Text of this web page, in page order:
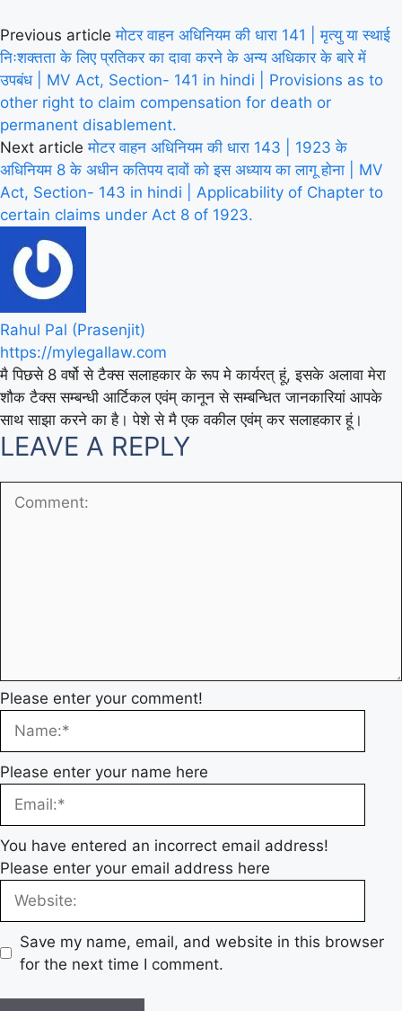
Previous article मोटर वाहन अधिनियम की धारा 141 | मृत्यु या स्थाई
निःशक्तता के लिए प्रतिकर का दावा करने के अन्य अधिकार के बारे में
उपबंध | MV Act, Section- 141 in hindi | Provisions as to
other right to claim compensation for death or
permanent disablement.
Next article मोटर वाहन अधिनियम की धारा 143 | 1923 के
अधिनियम 8 के अधीन कतिपय दावों को इस अध्याय का लागू होना | MV
Act, Section- 143 in hindi | Applicability of Chapter to
certain claims under Act 8 of 1923.
Rahul Pal (Prasenjit)
https://mylegallaw.com
मै पिछसे 8 वर्षो से टैक्स सलाहकार के रूप मे कार्यरत् हूं, इसके अलावा मेरा
शौक टैक्स सम्बन्धी आर्टिकल एवंम् कानून से सम्बन्धित जानकारियां आपके
साथ साझा करने का है। पेशे से मै एक वकील एवंम् कर सलाहकार हूं।
LEAVE A REPLY
Please enter your comment!
Please enter your name here
You have entered an incorrect email address!
Please enter your email address here
Save my name, email, and website in this browser
for the next time I comment.